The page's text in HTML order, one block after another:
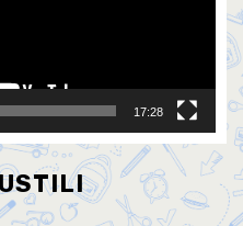
17:28